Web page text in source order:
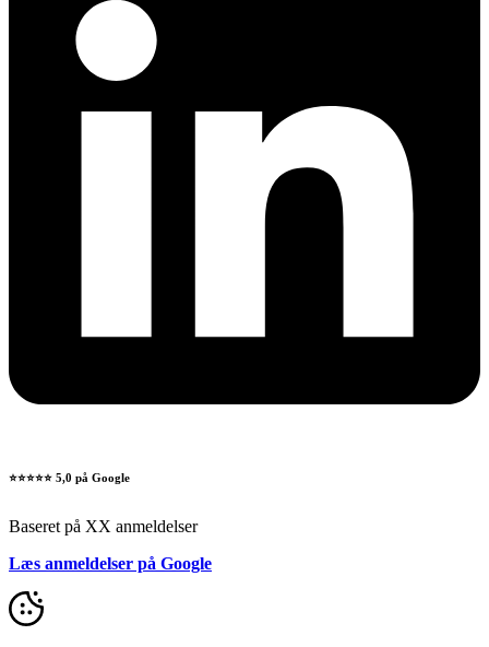
⭐⭐⭐⭐⭐ 5,0 på Google
Baseret på XX anmeldelser
Læs anmeldelser på Google